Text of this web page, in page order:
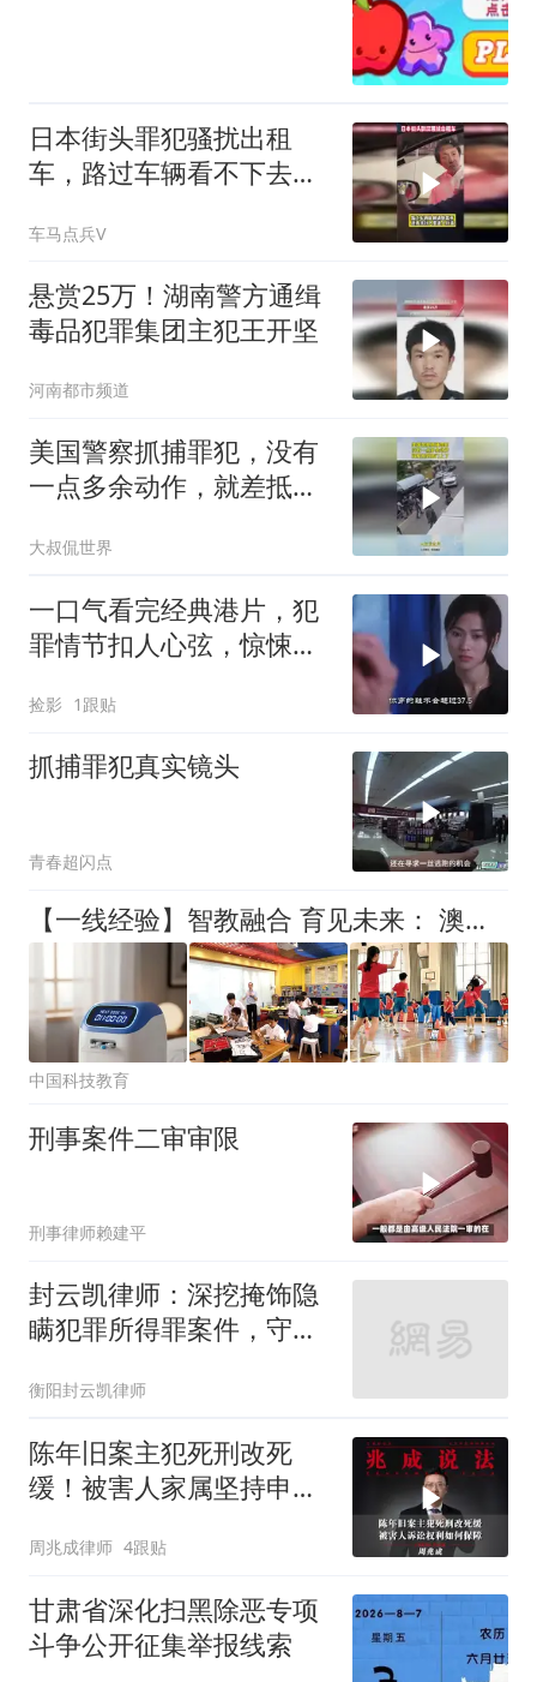
日本街头罪犯骚扰出租
车，路过车辆看不下去礼
车马点兵V
悬赏25万！湖南警方通缉
毒品犯罪集团主犯王开坚
河南都市频道
美国警察抓捕罪犯，没有
一点多余动作，就差抵到
大叔侃世界
一口气看完经典港片，犯
罪情节扣人心弦，惊悚体
捡影 1跟贴
抓捕罪犯真实镜头
青春超闪点
【一线经验】智教融合 育见未来： 澳门培正中学人工智能赋能基础教育的实践与探索
中国科技教育
刑事案件二审审限
刑事律师赖建平
封云凯律师：深挖掩饰隐
瞒犯罪所得罪案件，守护
衡阳封云凯律师
陈年旧案主犯死刑改死
缓！被害人家属坚持申诉
障
周兆成律师 4跟贴
甘肃省深化扫黑除恶专项
斗争公开征集举报线索